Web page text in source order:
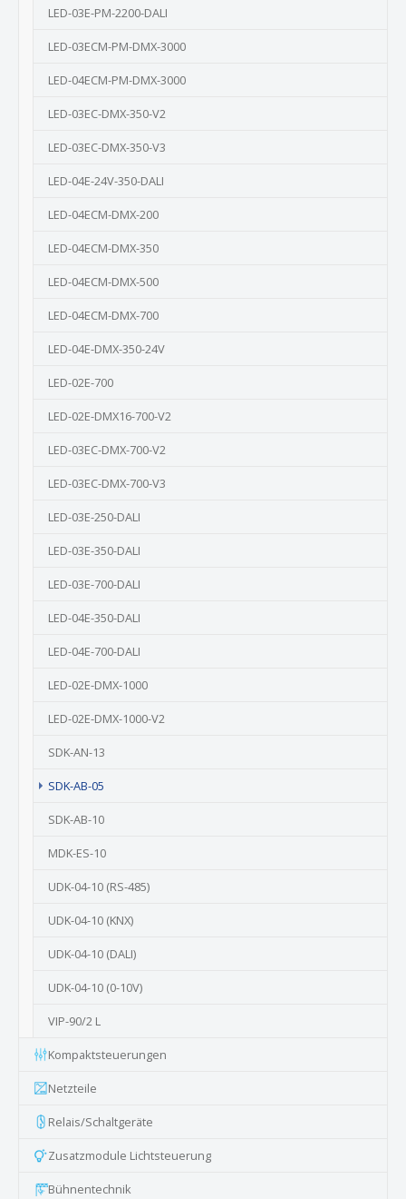
LED-03E-PM-2200-DALI
LED-03ECM-PM-DMX-3000
LED-04ECM-PM-DMX-3000
LED-03EC-DMX-350-V2
LED-03EC-DMX-350-V3
LED-04E-24V-350-DALI
LED-04ECM-DMX-200
LED-04ECM-DMX-350
LED-04ECM-DMX-500
LED-04ECM-DMX-700
LED-04E-DMX-350-24V
LED-02E-700
LED-02E-DMX16-700-V2
LED-03EC-DMX-700-V2
LED-03EC-DMX-700-V3
LED-03E-250-DALI
LED-03E-350-DALI
LED-03E-700-DALI
LED-04E-350-DALI
LED-04E-700-DALI
LED-02E-DMX-1000
LED-02E-DMX-1000-V2
SDK-AN-13
SDK-AB-05
SDK-AB-10
MDK-ES-10
UDK-04-10 (RS-485)
UDK-04-10 (KNX)
UDK-04-10 (DALI)
UDK-04-10 (0-10V)
VIP-90/2 L
Kompaktsteuerungen
Netzteile
Relais/Schaltgeräte
Zusatzmodule Lichtsteuerung
Bühnentechnik